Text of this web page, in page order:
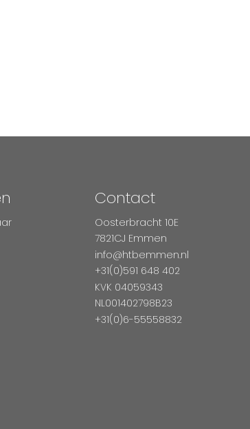
Contact
Oosterbracht 10E
7821CJ Emmen
info@htbemmen.nl
+31(0)591 648 402
KVK 04059343
NL001402798B23
+31(0)6-55558832